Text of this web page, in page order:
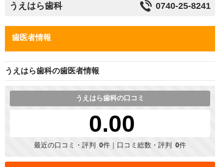
うえはら歯科 0740-25-8241
歯医者情報
うえはら歯科の歯医者情報
うえはら歯科の口コミ
0.00
最近の口コミ・評判 0件｜口コミ総数・評判 0件